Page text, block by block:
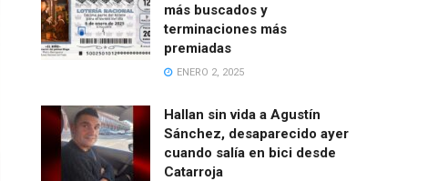
más buscados y
terminaciones más
premiadas
ENERO 2, 2025
Hallan sin vida a Agustín
Sánchez, desaparecido ayer
cuando salía en bici desde
Catarroja